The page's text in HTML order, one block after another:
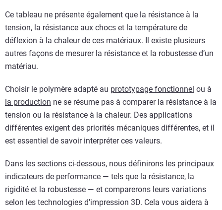
Ce tableau ne présente également que la résistance à la
tension, la résistance aux chocs et la température de
déflexion à la chaleur de ces matériaux. Il existe plusieurs
autres façons de mesurer la résistance et la robustesse d’un
matériau.
Choisir le polymère adapté au prototypage fonctionnel ou à
la production ne se résume pas à comparer la résistance à la
tension ou la résistance à la chaleur. Des applications
différentes exigent des priorités mécaniques différentes, et il
est essentiel de savoir interpréter ces valeurs.
Dans les sections ci-dessous, nous définirons les principaux
indicateurs de performance — tels que la résistance, la
rigidité et la robustesse — et comparerons leurs variations
selon les technologies d'impression 3D. Cela vous aidera à